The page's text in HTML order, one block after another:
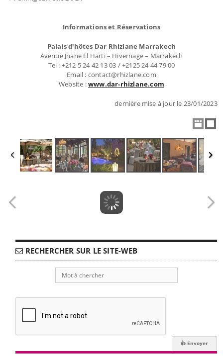
Informations et Réservations
Palais d'hôtes Dar Rhizlane Marrakech
Avenue Jnane El Harti – Hivernage – Marrakech
Tel : +212 5 24 42 13 03 / +2125 24 44 79 00
Email : contact@rhizlane.com
Website :www.dar-rhizlane.com
dernière mise à jour le 23/01/2023
RECHERCHER SUR LE SITE-WEB